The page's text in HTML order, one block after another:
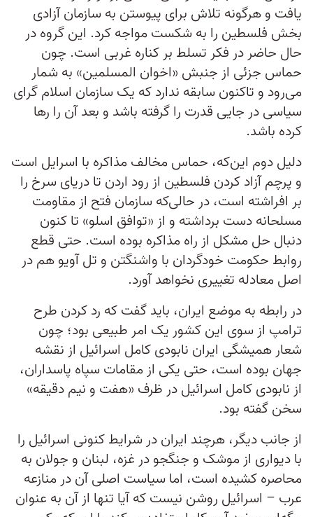
یافت و هرگونه تلاش برای پیوستن به سازمان آزادی
بخش فلسطین را به شکست مواجه کرد. این گروه در
حال حاضر در فکر تسلط بر کناره غربی است. چون
حماس جزئی از جنبش «اخوان المسلمین» به شمار
می‌رود و تاکنون سابقه‌ ندارد که یک سازمان اسلام گرای
سیاسی در جایی قدرت را گرفته باشد و بعد آن را رها
کرده باشد.
دلیل دوم این‌که، حماس مخالف مذاکره با اسرايل است
و پرچم آزاد کردن فلسطین از رود اردن تا دریای سرخ را
بر افراشته است، در حالی‌که سازمان فتح از مقاومت
مسلحانه دست برداشته و از «توافق اسلو» تا کنون
دنبال حل مشکل از راه مذاکره بوده است. حتی قطع
روابط حکومت خودگردان با واشنگتن و تل آویو هم در
اصل معادله تغییری نخواهد آورد.
در رابطه به موضع ایران، باید گفت که رد کردن طرح
ترامپ از سوی این کشور یک امر طبیعی بود؛ چون
شعار همیشگی ایران نابودی کامل اسرائیل از نقشه
جهان بوده است، حتی یکی از مقامات سپاه پاسداران،
از نابودی کامل اسرائیل در ظرف «هفت و نیم دقیقه»
سخن گفته بود.
از جانب دیگر، هرچند ایران در شرایط کنونی اسرائیل را
با دیواری از موشک و جنگجو در غزه، لبنان و جولان به
محاصره کشیده است، اما سیاست اصلی آن در منازعه
عرب – اسرائیل روشن نیست که آیا تنها از آن به عنوان